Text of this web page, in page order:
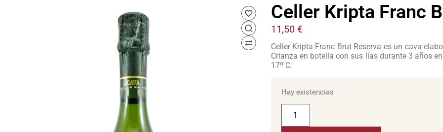
Celler Kripta Franc
11,50 €
Celler Kripta Franc Brut Reserva es un cava
Crianza en botella con sus lías durante 3 años
17º C.
Hay existencias